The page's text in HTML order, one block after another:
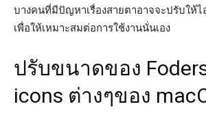
บางคนที่มีปัญหาเรื่องสายตาอาจจะปรับให้
เพื่อให้เหมาะสมต่อการใช้งานนั่นเอง
ปรับขนาดของ
icons ต่างๆของ